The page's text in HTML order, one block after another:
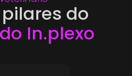
do
In.plexo